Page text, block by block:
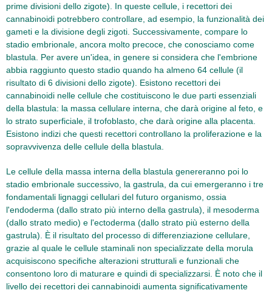
prime divisioni dello zigote). In queste cellule, i recettori dei
cannabinoidi potrebbero controllare, ad esempio, la funzionalità dei
gameti e la divisione degli zigoti. Successivamente, compare lo
stadio embrionale, ancora molto precoce, che conosciamo come
blastula. Per avere un'idea, in genere si considera che l'embrione
abbia raggiunto questo stadio quando ha almeno 64 cellule (il
risultato di 6 divisioni dello zigote). Esistono recettori dei
cannabinoidi nelle cellule che costituiscono le due parti essenziali
della blastula: la massa cellulare interna, che darà origine al feto, e
lo strato superficiale, il trofoblasto, che darà origine alla placenta.
Esistono indizi che questi recettori controllano la proliferazione e la
sopravvivenza delle cellule della blastula.
Le cellule della massa interna della blastula genereranno poi lo
stadio embrionale successivo, la gastrula, da cui emergeranno i tre
fondamentali lignaggi cellulari del futuro organismo, ossia
l'endoderma (dallo strato più interno della gastrula), il mesoderma
(dallo strato medio) e l'ectoderma (dallo strato più esterno della
gastrula). È il risultato del processo di differenziazione cellulare,
grazie al quale le cellule staminali non specializzate della morula
acquisiscono specifiche alterazioni strutturali e funzionali che
consentono loro di maturare e quindi di specializzarsi. È noto che il
livello dei recettori dei cannabinoidi aumenta significativamente